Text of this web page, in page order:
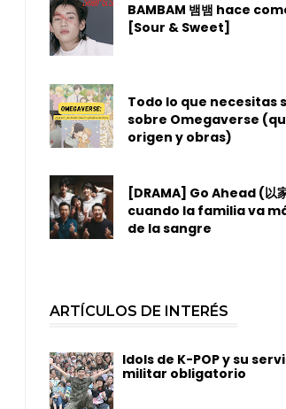
BAMBAM 뱀뱀 hace
[Sour & Sweet]
Todo lo que necesitas
sobre Omegaverse
origen y obras)
[DRAMA] Go Ahead (以
cuando la familia va
de la sangre
ARTÍCULOS DE INTERÉS
Idols de K-POP y su
militar obligatorio